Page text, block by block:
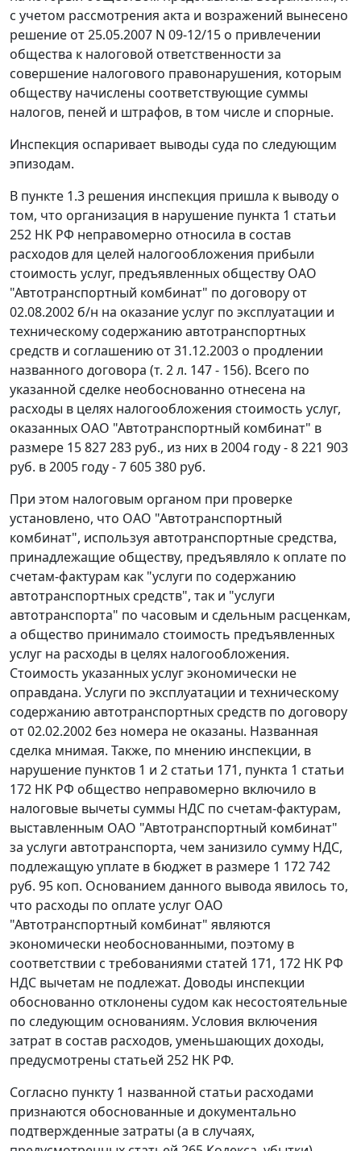
с учетом рассмотрения акта и возражений вынесено
решение от 25.05.2007 N 09-12/15 о привлечении
общества к налоговой ответственности за
совершение налогового правонарушения, которым
обществу начислены соответствующие суммы
налогов, пеней и штрафов, в том числе и спорные.
Инспекция оспаривает выводы суда по следующим
эпизодам.
В пункте 1.3 решения инспекция пришла к выводу о
том, что организация в нарушение пункта 1 статьи
252 НК РФ неправомерно относила в состав
расходов для целей налогообложения прибыли
стоимость услуг, предъявленных обществу ОАО
"Автотранспортный комбинат" по договору от
02.08.2002 б/н на оказание услуг по эксплуатации и
техническому содержанию автотранспортных
средств и соглашению от 31.12.2003 о продлении
названного договора (т. 2 л. 147 - 156). Всего по
указанной сделке необоснованно отнесена на
расходы в целях налогообложения стоимость услуг,
оказанных ОАО "Автотранспортный комбинат" в
размере 15 827 283 руб., из них в 2004 году - 8 221 903
руб. в 2005 году - 7 605 380 руб.
При этом налоговым органом при проверке
установлено, что ОАО "Автотранспортный
комбинат", используя автотранспортные средства,
принадлежащие обществу, предъявляло к оплате по
счетам-фактурам как "услуги по содержанию
автотранспортных средств", так и "услуги
автотранспорта" по часовым и сдельным расценкам,
а общество принимало стоимость предъявленных
услуг на расходы в целях налогообложения.
Стоимость указанных услуг экономически не
оправдана. Услуги по эксплуатации и техническому
содержанию автотранспортных средств по договору
от 02.02.2002 без номера не оказаны. Названная
сделка мнимая. Также, по мнению инспекции, в
нарушение пунктов 1 и 2 статьи 171, пункта 1 статьи
172 НК РФ общество неправомерно включило в
налоговые вычеты суммы НДС по счетам-фактурам,
выставленным ОАО "Автотранспортный комбинат"
за услуги автотранспорта, чем занизило сумму НДС,
подлежащую уплате в бюджет в размере 1 172 742
руб. 95 коп. Основанием данного вывода явилось то,
что расходы по оплате услуг ОАО
"Автотранспортный комбинат" являются
экономически необоснованными, поэтому в
соответствии с требованиями статей 171, 172 НК РФ
НДС вычетам не подлежат. Доводы инспекции
обоснованно отклонены судом как несостоятельные
по следующим основаниям. Условия включения
затрат в состав расходов, уменьшающих доходы,
предусмотрены статьей 252 НК РФ.
Согласно пункту 1 названной статьи расходами
признаются обоснованные и документально
подтвержденные затраты (а в случаях,